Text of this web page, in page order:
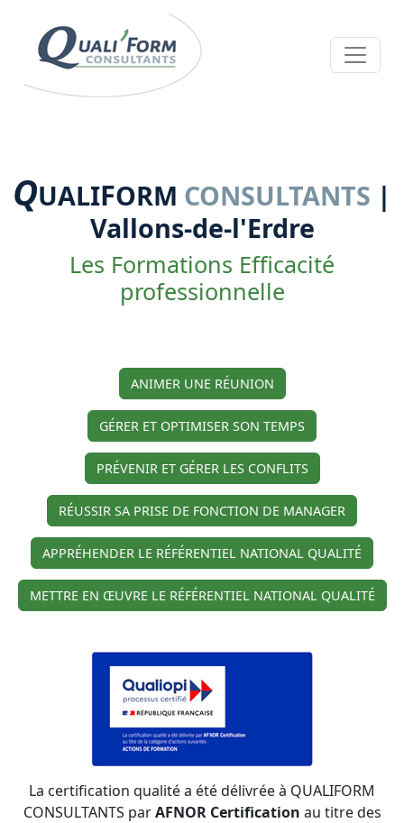
QUALIFORM CONSULTANTS |
Vallons-de-l'Erdre
Les Formations Efficacité
professionnelle
ANIMER UNE RÉUNION
GÉRER ET OPTIMISER SON TEMPS
PRÉVENIR ET GÉRER LES CONFLITS
RÉUSSIR SA PRISE DE FONCTION DE MANAGER
APPRÉHENDER LE RÉFÉRENTIEL NATIONAL QUALITÉ
METTRE EN ŒUVRE LE RÉFÉRENTIEL NATIONAL QUALITÉ
La certification qualité a été délivrée à QUALIFORM
CONSULTANTS parAFNOR Certification au titre des